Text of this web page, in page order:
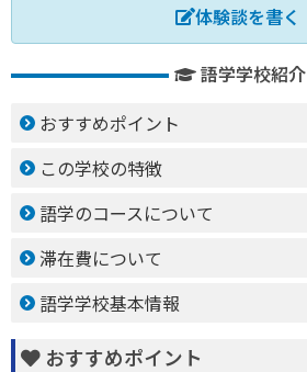
体験談を書く
語学学校紹介
おすすめポイント
この学校の特徴
語学のコースについて
滞在費について
語学学校基本情報
おすすめポイント